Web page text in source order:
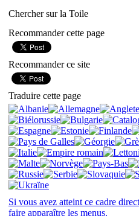
Chercher sur la Toile
Recommander cette page
Recommander ce site
Traduire cette page
Si vous avez atteint ce cadre
faire apparaître les menus.